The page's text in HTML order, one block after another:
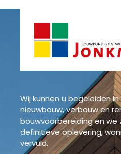
Wij kunnen u begeleiden
nieuwbouw, verbouw en
bouwvoorbereiding en we
definitieve oplevering,
vervuld.